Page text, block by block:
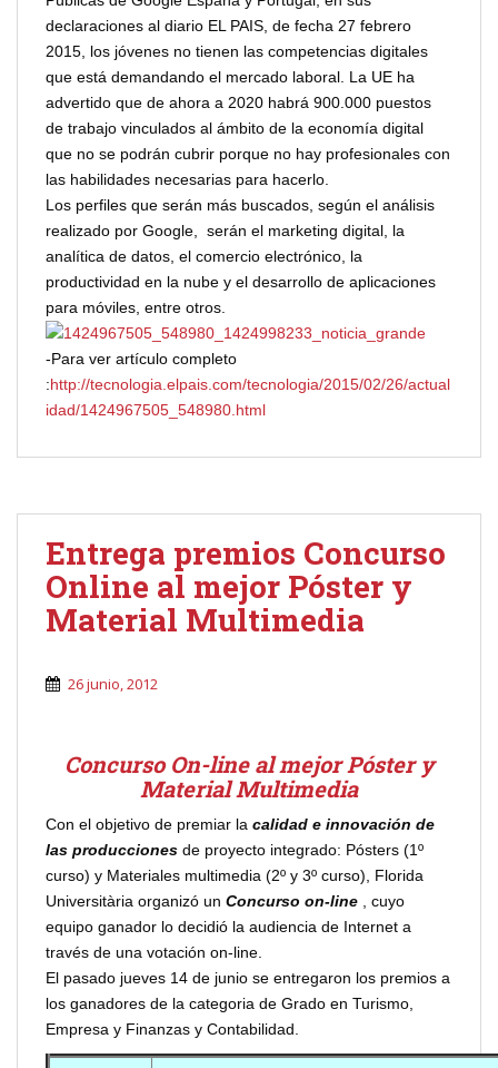
declaraciones al diario EL PAIS, de fecha 27 febrero
2015, los jóvenes no tienen las competencias digitales
que está demandando el mercado laboral. La UE ha
advertido que de ahora a 2020 habrá 900.000 puestos
de trabajo vinculados al ámbito de la economía digital
que no se podrán cubrir porque no hay profesionales con
las habilidades necesarias para hacerlo.
Los perfiles que serán más buscados, según el análisis
realizado por Google, serán el marketing digital, la
analítica de datos, el comercio electrónico, la
productividad en la nube y el desarrollo de aplicaciones
para móviles, entre otros.
-Para ver artículo completo
:http://tecnologia.elpais.com/tecnologia/2015/02/26/actual
idad/1424967505_548980.html
Entrega premios Concurso
Online al mejor Póster y
Material Multimedia
26 junio, 2012
Concurso On-line al mejor Póster y
Material Multimedia
Con el objetivo de premiar la calidad e innovación de
las producciones de proyecto integrado: Pósters (1º
curso) y Materiales multimedia (2º y 3º curso), Florida
Universitària organizó un Concurso on-line , cuyo
equipo ganador lo decidió la audiencia de Internet a
través de una votación on-line.
El pasado jueves 14 de junio se entregaron los premios a
los ganadores de la categoria de Grado en Turismo,
Empresa y Finanzas y Contabilidad.